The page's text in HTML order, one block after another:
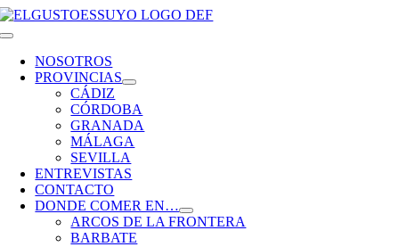
Saltar
al
Toggle
NavigationNOSOTROS
PROVINCIAS
CÁDIZ
CÓRDOBA
GRANADA
MÁLAGA
SEVILLA
ENTREVISTAS
CONTACTO
DONDE COMER EN…
ARCOS DE LA FRONTERA
BARBATE